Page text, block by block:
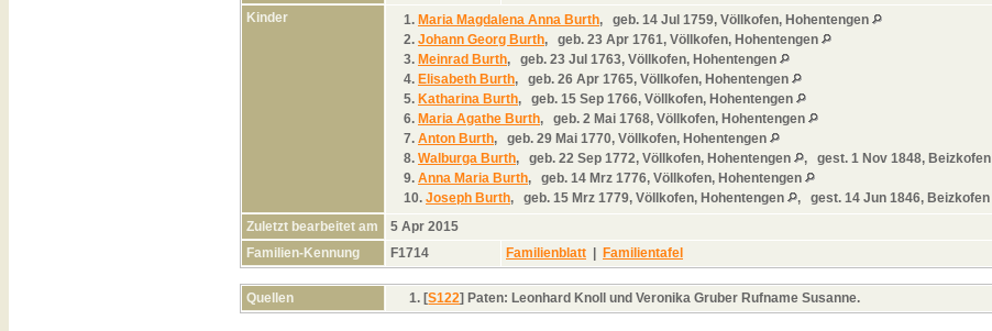
Kinder
1. Maria Magdalena Anna Burth, geb. 14 Jul 1759, Völlkofen, Hohentengen
2. Johann Georg Burth, geb. 23 Apr 1761, Völlkofen, Hohentengen
3. Meinrad Burth, geb. 23 Jul 1763, Völlkofen, Hohentengen
4. Elisabeth Burth, geb. 26 Apr 1765, Völlkofen, Hohentengen
5. Katharina Burth, geb. 15 Sep 1766, Völlkofen, Hohentengen
6. Maria Agathe Burth, geb. 2 Mai 1768, Völlkofen, Hohentengen
7. Anton Burth, geb. 29 Mai 1770, Völlkofen, Hohentengen
8. Walburga Burth, geb. 22 Sep 1772, Völlkofen, Hohentengen , gest. 1 Nov 1848, Beizkofen
9. Anna Maria Burth, geb. 14 Mrz 1776, Völlkofen, Hohentengen
10. Joseph Burth, geb. 15 Mrz 1779, Völlkofen, Hohentengen , gest. 14 Jun 1846, Beizkofen
Zuletzt bearbeitet am
5 Apr 2015
Familien-Kennung
F1714 Familienblatt | Familientafel
Quellen [S122] Paten: Leonhard Knoll und Veronika Gruber Rufname Susanne.